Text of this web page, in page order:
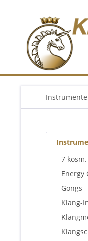
Instrumente
7
Energy
Gongs
Klang-